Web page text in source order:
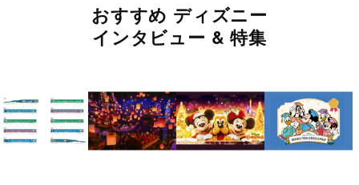
おすすめ ディズニー
インタビュー & 特集